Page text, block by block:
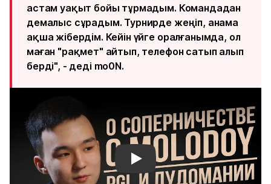
астам уақыт бойы тұрмадым. Командадан
демалыс сұрадым. Турнирде жеңіп, анама
ақша жібердім. Кейін үйге оралғанымда, ол
маған "рақмет" айтып, телефон сатып алып
берді", - деді mo0N.
Смотреть видео YouTube